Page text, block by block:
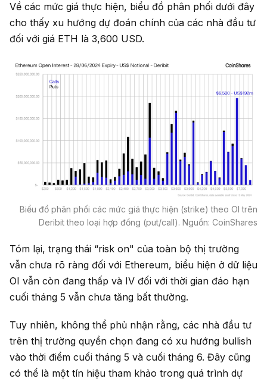
Về các mức giá thực hiện, biểu đồ phân phối dưới đây
cho thấy xu hướng dự đoán chính của các nhà đầu tư
đối với giá ETH là 3,600 USD.
Biểu đồ phân phối các mức giá thực hiện (strike) theo OI trên
Deribit theo loại hợp đồng (put/call). Nguồn: CoinShares
Tóm lại, trạng thái “risk on" của toàn bộ thị trường
vẫn chưa rõ ràng đối với Ethereum, biểu hiện ở dữ liệu
OI vẫn còn đang thấp và IV đối với thời gian đáo hạn
cuối tháng 5 vẫn chưa tăng bất thường.
Tuy nhiên, không thể phủ nhận rằng, các nhà đầu tư
trên thị trường quyền chọn đang có xu hướng bullish
vào thời điểm cuối tháng 5 và cuối tháng 6. Đây cũng
có thể là một tín hiệu tham khảo trong quá trình dự